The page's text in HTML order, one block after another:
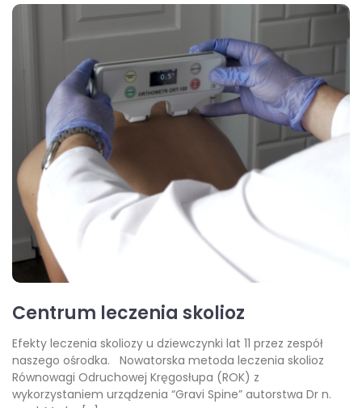
Centrum leczenia skolioz
Efekty leczenia skoliozy u dziewczynki lat 11 przez zespół
naszego ośrodka. Nowatorska metoda leczenia skolioz
Równowagi Odruchowej Kręgosłupa (ROK) z
wykorzystaniem urządzenia “Gravi Spine” autorstwa Dr n.